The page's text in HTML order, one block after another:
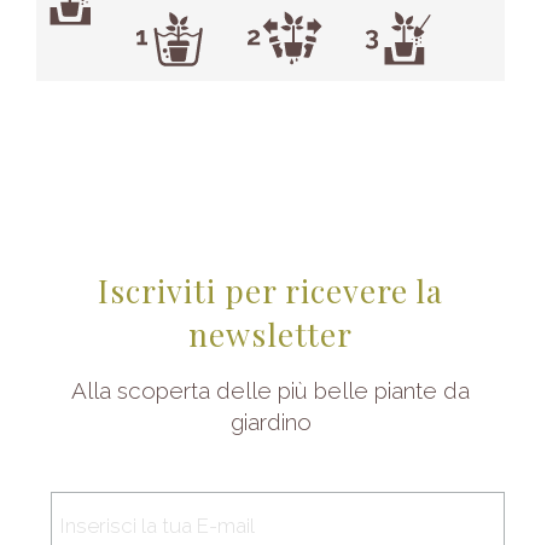
Iscriviti per ricevere la
newsletter
Alla scoperta delle più belle piante da
giardino